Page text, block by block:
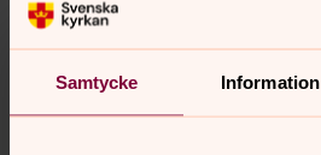
Samtycke Information
Senast ändrad 19 september 2019